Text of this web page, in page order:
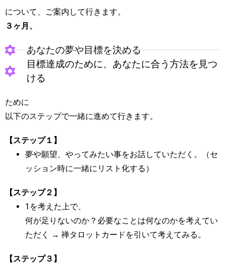
について、ご案内して行きます。
３ヶ月、
あなたの夢や目標を決める
目標達成のために、あなたに合う方法を見つ
ける
ために
以下のステップで一緒に進めて行きます。
【ステップ１】
夢や願望、やってみたい事をお話していただく。（セ
ッション時に一緒にリスト化する）
【ステップ２】
1を考えた上で、
何が足りないのか？必要なことは何なのかを考えてい
ただく → 禅タロットカードを引いて考えてみる。
【ステップ３】